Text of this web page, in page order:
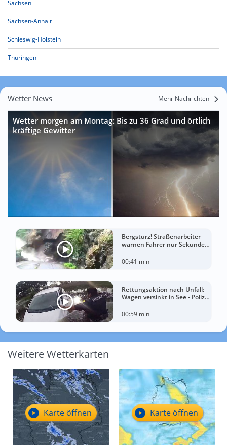
Sachsen
Sachsen-Anhalt
Schleswig-Holstein
Thüringen
Wetter News Mehr Nachrichten
Wetter morgen am Montag: Bis zu 36 Grad und örtlich
kräftige Gewitter
Bergsturz! Straßenarbeiter
warnen Fahrer nur Sekunden
00:41 min
Rettungsaktion nach Unfall:
Wagen versinkt in See - Polizei
00:59 min
Weitere Wetterkarten
Karte öffnen Karte öffnen